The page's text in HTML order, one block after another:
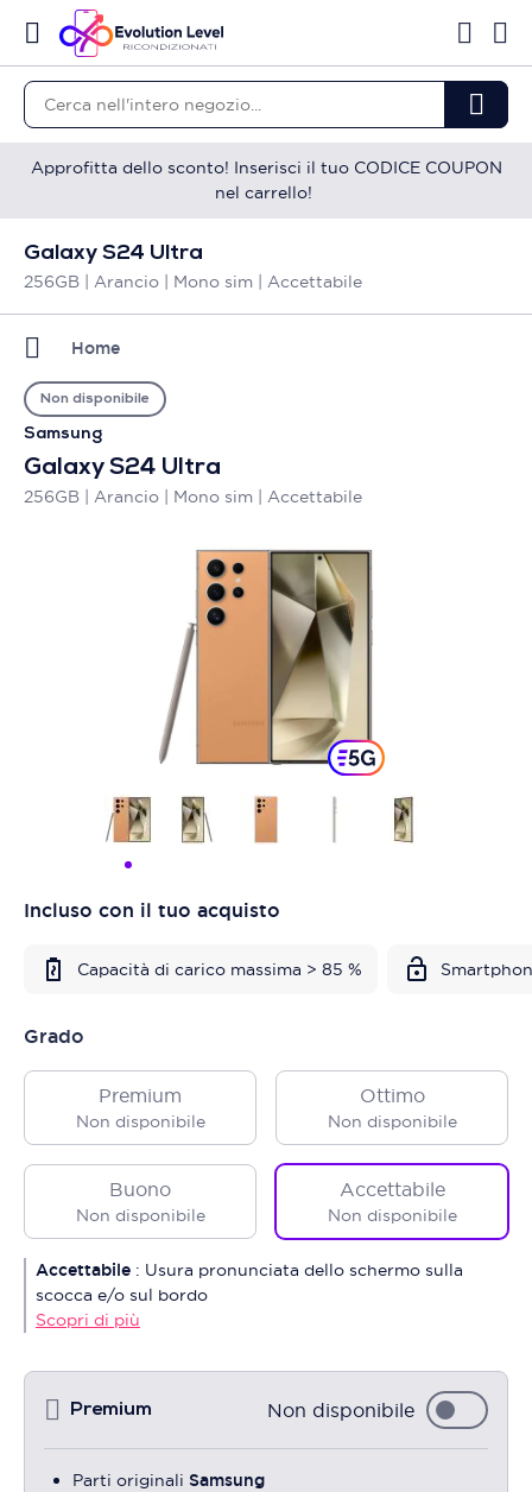
Approfitta dello sconto! Inserisci il tuo CODICE COUPON
nel carrello!
Galaxy S24 Ultra
256GB | Arancio | Mono sim | Accettabile
Home
Samsung
Galaxy S24 Ultra
256GB | Arancio | Mono sim | Accettabile
Non disponibile
Incluso con il tuo acquisto
Capacità di carico massima > 85 %
Grado
Premium
Non disponibile
Ottimo
Non disponibile
Buono
Non disponibile
Accettabile
Non disponibile
Accettabile : Usura pronunciata dello schermo sulla
scocca e/o sul bordo
Scopri di più
Premium Non disponibile
Parti originali Samsung